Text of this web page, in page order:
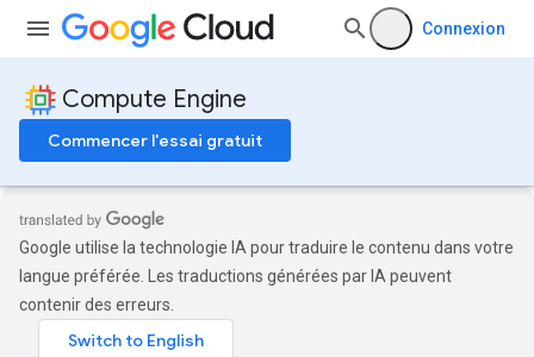
Connexion
Compute Engine
Commencer l'essai gratuit
Google utilise la technologie IA pour traduire le contenu dans votre
langue préférée. Les traductions générées par IA peuvent
contenir des erreurs.